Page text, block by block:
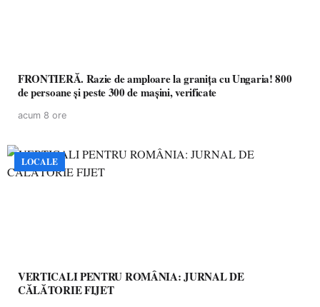
FRONTIERĂ. Razie de amploare la granița cu Ungaria! 800
de persoane și peste 300 de mașini, verificate
acum 8 ore
LOCALE
VERTICALI PENTRU ROMÂNIA: JURNAL DE
CĂLĂTORIE FIJET